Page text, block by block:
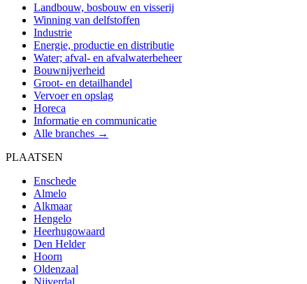
Landbouw, bosbouw en visserij
Winning van delfstoffen
Industrie
Energie, productie en distributie
Water; afval- en afvalwaterbeheer
Bouwnijverheid
Groot- en detailhandel
Vervoer en opslag
Horeca
Informatie en communicatie
Alle branches →
PLAATSEN
Enschede
Almelo
Alkmaar
Hengelo
Heerhugowaard
Den Helder
Hoorn
Oldenzaal
Nijverdal